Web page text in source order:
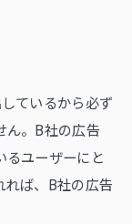
ているから必ず
ん。B社の広告
るユーザーにと
れば、B社の広告